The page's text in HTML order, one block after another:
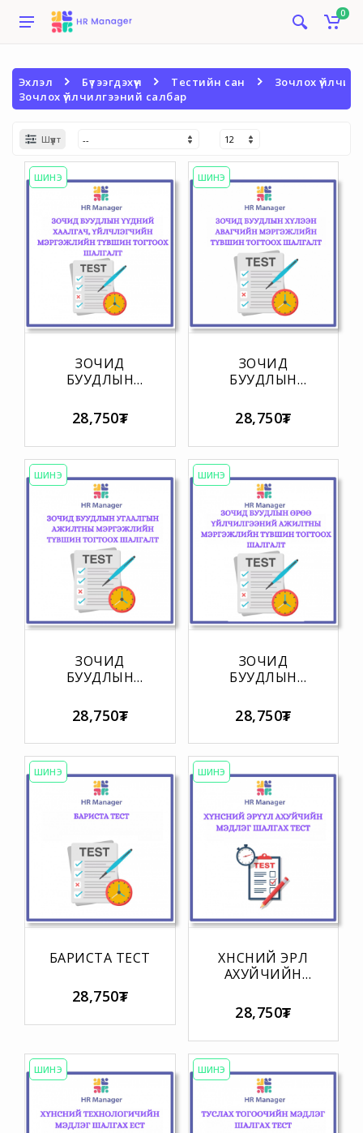
0
Эхлэл Бүтээгдэхүүн Тестийн сан
Зочлох
Зочлох үйлчилгээний салбар
Шүүлт
ШИНЭ
ЗОЧИД
БУУДЛЫН
ХААЛГАЧ,
ҮЙЛЧЛЭГЧИЙН
МЭРГЭЖЛИЙН
ТҮВШИН
ТОГТООХ
ШАЛГАЛТ
28,750₮
ШИНЭ
ЗОЧИД
БУУДЛЫН
АВАГЧИЙН
МЭРГЭЖЛИЙН
ТҮВШИН
ТОГТООХ
ШАЛГАЛТ
28,750₮
ШИНЭ
ЗОЧИД
БУУДЛЫН
АЖИЛТНЫ
МЭРГЭЖЛИЙН
ТҮВШИН
ТОГТООХ
ШАЛГАЛТ
28,750₮
ШИНЭ
ЗОЧИД
БУУДЛЫН
ҮЙЛЧИЛГЭЭНИЙ
АЖИЛТНЫ
МЭРГЭЖЛИЙН
ТҮВШИН
ТОГТООХ
ШАЛГАЛТ
28,750₮
ШИНЭ
БАРИСТА ТЕСТ
28,750₮
ШИНЭ
ХҮНСНИЙ ЭРҮҮЛ
АХУЙЧИЙН
ШАЛГАХ ТЕСТ
28,750₮
ШИНЭ ШИНЭ